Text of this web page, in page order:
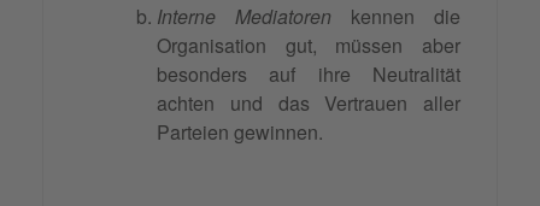
Interne Mediatoren kennen die
Organisation gut, müssen aber
besonders auf ihre Neutralität
achten und das Vertrauen aller
Parteien gewinnen.